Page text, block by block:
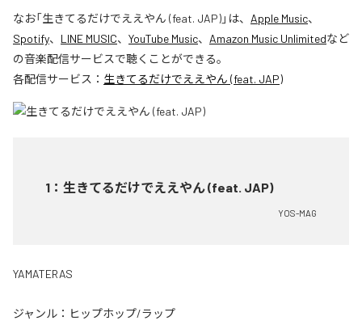
なお「生きてるだけでええやん (feat. JAP)」は、 Apple Music、
Spotify、 LINE MUSIC、 YouTube Music、 Amazon Music Unlimitedなど
の音楽配信サービスで聴くことができる。
各配信サービス： 生きてるだけでええやん (feat. JAP)
1 ： 生きてるだけでええやん (feat. JAP)
YOS-MAG
YAMATERAS
ジャンル： ヒップホップ/ラップ